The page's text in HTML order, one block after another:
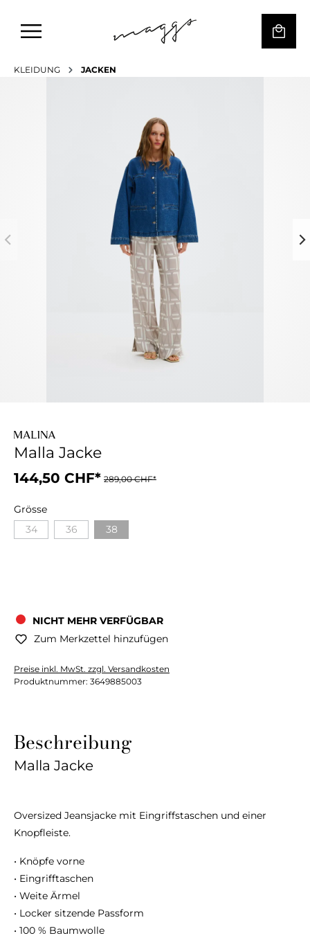
KLEIDUNG JACKEN
Malla Jacke
144,50 CHF* 289,00 CHF*
Grösse
34
36 38
NICHT MEHR VERFÜGBAR
Zum Merkzettel hinzufügen
Preise inkl. MwSt. zzgl. Versandkosten
Produktnummer: 3649885003
Beschreibung
Malla Jacke
Oversized Jeansjacke mit Eingriffstaschen und einer
Knopfleiste.
• Knöpfe vorne
• Eingrifftaschen
• Weite Ärmel
• Locker sitzende Passform
• 100 % Baumwolle